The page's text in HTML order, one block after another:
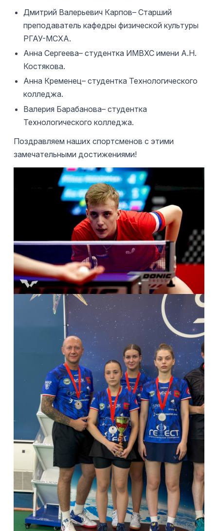
Дмитрий Валерьевич Карпов– Старший
преподаватель кафедры физической культуры
РГАУ-МСХА.
Анна Сергеева– студентка ИМВХС имени А.Н.
Костякова.
Анна Кременец– студентка Технологического
колледжа.
Валерия Барабанова– студентка
Технологического колледжа.
Поздравляем наших спортсменов с этими
замечательными достижениями!